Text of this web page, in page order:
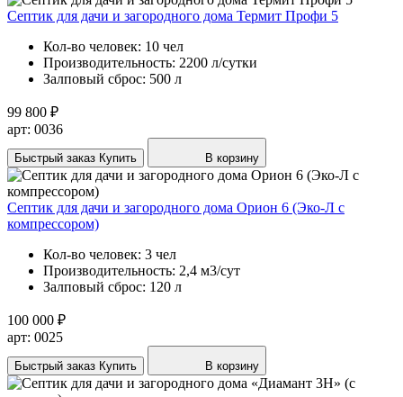
Септик для дачи и загородного дома Термит Профи 5
Кол-во человек: 10 чел
Производительность: 2200 л/сутки
Залповый сброс: 500 л
99 800 ₽
арт: 0036
Быстрый заказ Купить В корзину
Септик для дачи и загородного дома Орион 6 (Эко-Л с
компрессором)
Кол-во человек: 3 чел
Производительность: 2,4 м3/сут
Залповый сброс: 120 л
100 000 ₽
арт: 0025
Быстрый заказ Купить В корзину